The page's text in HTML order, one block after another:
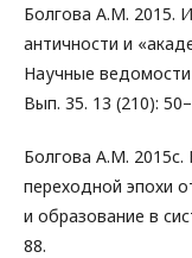
Болгова А.М. 2015.
античности и
Научные
Вып. 35. 13 (210):
Болгова А.М. 2015c.
переходной эпохи
и образование в
88.